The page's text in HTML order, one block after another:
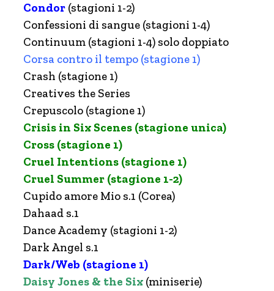
Condor (stagioni 1-2)
Confessioni di sangue (stagioni 1-4)
Continuum (stagioni 1-4) solo doppiato
Corsa contro il tempo (stagione 1)
Crash (stagione 1)
Creatives the Series
Crepuscolo (stagione 1)
Crisis in Six Scenes (stagione unica)
Cross (stagione 1)
Cruel Intentions (stagione 1)
Cruel Summer (stagione 1-2)
Cupido amore Mio s.1 (Corea)
Dahaad s.1
Dance Academy (stagioni 1-2)
Dark Angel s.1
Dark/Web (stagione 1)
Daisy Jones & the Six (miniserie)